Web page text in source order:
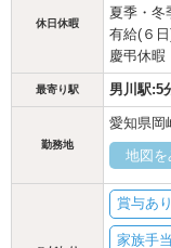
休日休暇
夏季・冬
有給(６
慶弔休暇
最寄り駅 男川駅:5
勤務地
愛知県岡
地図を
賞与あり
家族手